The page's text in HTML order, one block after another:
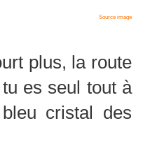
Source image
plus, la route
es seul tout à
cristal des